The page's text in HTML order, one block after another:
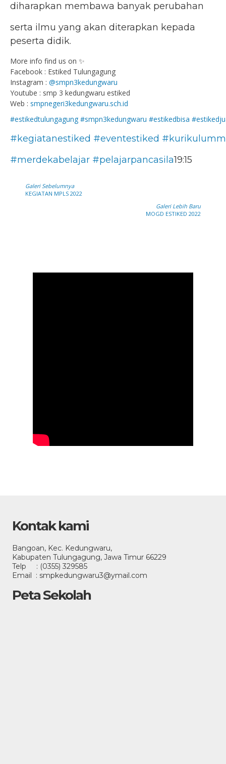
diharapkan membawa banyak perubahan
serta ilmu yang akan diterapkan kepada
peserta didik.
More info find us on ✨
Facebook : Estiked Tulungagung
Instagram : @smpn3kedungwaru
Youtube : smp 3 kedungwaru estiked
Web : smpnegeri3kedungwaru.sch.id
#estikedtulungagung #smpn3kedungwaru #estikedbisa
#kegiatanestiked #eventestiked
#merdekabelajar #pelajarpancasila19:15
Galeri Sebelumnya
KEGIATAN MPLS 2022
Galeri Lebih Baru
MOGD ESTIKED 2022
Kontak kami
Bangoan, Kec. Kedungwaru,
Kabupaten Tulungagung, Jawa Timur 66229
Telp : (0355) 329585
Email : smpkedungwaru3@ymail.com
Peta Sekolah